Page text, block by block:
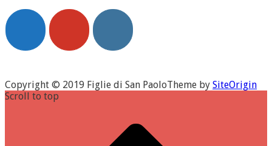
Copyright © 2019 Figlie di San PaoloTheme by SiteOrigin
Scroll to top